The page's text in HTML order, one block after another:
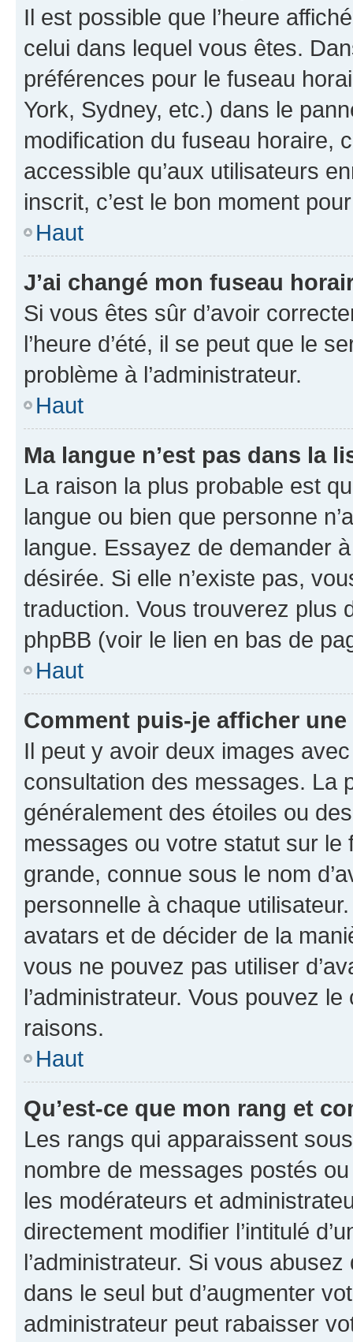
Il est possible que l’heure
celui dans lequel vous êtes.
préférences pour le fuseau
York, Sydney, etc.) dans le
modification du fuseau horaire,
accessible qu’aux utilisateurs
inscrit, c’est le bon moment
Haut
J’ai changé mon fuseau
Si vous êtes sûr d’avoir
l’heure d’été, il se peut que le
problème à l’administrateur.
Haut
Ma langue n’est pas dans la
La raison la plus probable est
langue ou bien que personne
langue. Essayez de demander
désirée. Si elle n’existe pas,
traduction. Vous trouverez plus
phpBB (voir le lien en bas de
Haut
Comment puis-je afficher
Il peut y avoir deux images
consultation des messages. La
généralement des étoiles ou
messages ou votre statut sur
grande, connue sous le nom
personnelle à chaque utilisateur.
avatars et de décider de la
vous ne pouvez pas utiliser
l’administrateur. Vous pouvez
raisons.
Haut
Qu’est-ce que mon rang et
Les rangs qui apparaissent
nombre de messages postés
les modérateurs et
directement modifier l’intitulé
l’administrateur. Si vous
dans le seul but d’augmenter
administrateur peut rabaisser